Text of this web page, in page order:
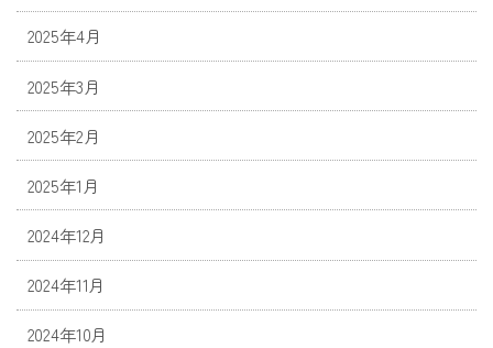
2025年4月
2025年3月
2025年2月
2025年1月
2024年12月
2024年11月
2024年10月